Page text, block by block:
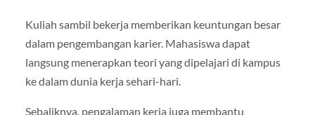
Kuliah sambil bekerja memberikan keuntungan besar
dalam pengembangan karier. Mahasiswa dapat
langsung menerapkan teori yang dipelajari di kampus
ke dalam dunia kerja sehari-hari.
Sebaliknya, pengalaman kerja juga membantu